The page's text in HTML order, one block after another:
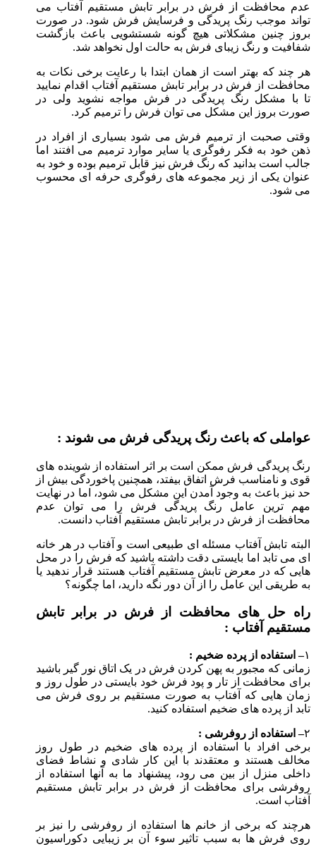
عدم محافظت از فرش در برابر تابش مستقیم آفتاب می
تواند موجب رنگ پریدگی و فرسایش فرش شود. در صورت
بروز چنین مشکلاتی هیچ گونه شستشویی باعث بازگشت
شفافیت و رنگ زیبای فرش به حالت اول نخواهد شد.
هر چند که بهتر است از همان ابتدا با رعایت برخی نکات به
محافظت از فرش در برابر تابش مستقیم آفتاب اقدام نمایید
تا با مشکل رنگ پریدگی در فرش مواجه نشوید ولی در
صورت بروز این مشکل می توان فرش را ترمیم کرد.
وقتی صحبت از ترمیم فرش می شود بسیاری از افراد در
ذهن خود به فکر رفوگری یا سایر موارد ترمیم می افتند اما
جالب است بدانید که رنگ فرش نیز قابل ترمیم بوده و خود به
عنوان یکی از زیر مجموعه های رفوگری حرفه ای محسوب
می شود.
عواملی که باعث رنگ پریدگی فرش می شوند :
رنگ پریدگی فرش ممکن است بر اثر استفاده از شوینده های
قوی و نامناسب فرش اتفاق بیفتد، همچنین پاخوردگی بیش از
حد نیز باعث به وجود آمدن این مشکل می شود، اما در نهایت
مهم ترین عامل رنگ پریدگی فرش را می توان عدم
محافظت از فرش در برابر تابش مستقیم آفتاب دانست.
البته تابش آفتاب مسئله ای طبیعی است و آفتاب در هر خانه
ای می تابد اما بایستی دقت داشته باشید که فرش را در محل
هایی که در معرض تابش مستقیم آفتاب هستند قرار ندهید یا
به طریقی این عامل را از آن دور نگه دارید، اما چگونه؟
راه حل های محافظت از فرش در برابر تابش
مستقیم آفتاب :
۱– استفاده از پرده ضخیم :
زمانی که مجبور به پهن کردن فرش در یک اتاق نور گیر باشید
برای محافظت از تار و پود فرش خود بایستی در طول روز و
زمان هایی که آفتاب به صورت مستقیم بر روی فرش می
تابد از پرده های ضخیم استفاده کنید.
۲– استفاده از روفرشی :
برخی افراد با استفاده از پرده های ضخیم در طول روز
مخالف هستند و معتقدند با این کار شادی و نشاط فضای
داخلی منزل از بین می رود، پیشنهاد ما به آنها استفاده از
روفرشی برای محافظت از فرش در برابر تابش مستقیم
آفتاب است.
هرچند که برخی از خانم ها استفاده از روفرشی را نیز بر
روی فرش ها به سبب تاثیر سوء آن بر زیبایی دکوراسیون